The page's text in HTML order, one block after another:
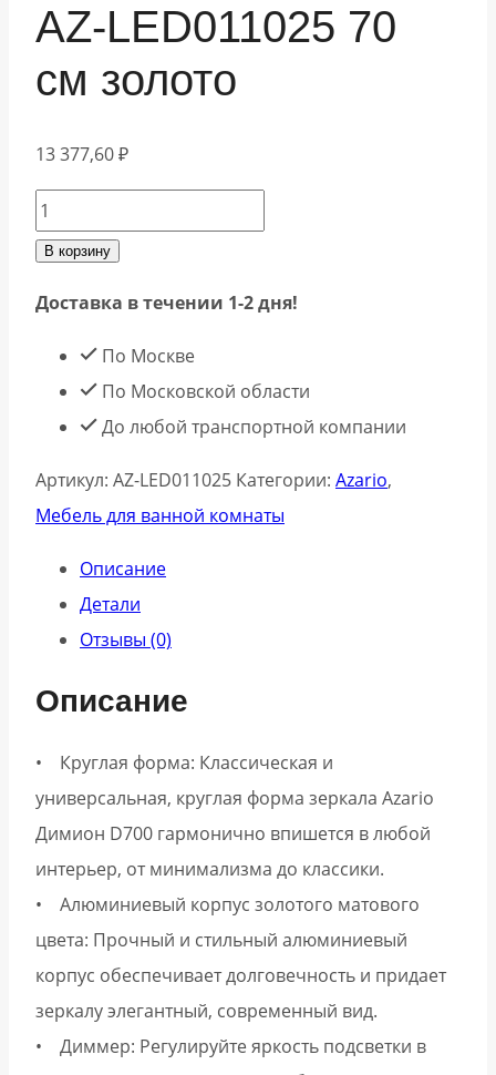
АZ-LED011025 70
см золото
13 377,60₽
Количество
товара
Зеркало
подсветкой
Димион
LED011025
70
золото
В корзину
Доставка в течении 1-2 дня!
По Москве
По Московской области
До любой транспортной компании
Артикул: АZ-LED011025 Категории: Azario,
Мебель для ванной комнаты
Описание
Детали
Отзывы (0)
Описание
• Круглая форма: Классическая и
универсальная, круглая форма зеркала Azario
Димион D700 гармонично впишется в любой
интерьер, от минимализма до классики.
• Алюминиевый корпус золотого матового
цвета: Прочный и стильный алюминиевый
корпус обеспечивает долговечность и придает
зеркалу элегантный, современный вид.
• Диммер: Регулируйте яркость подсветки в